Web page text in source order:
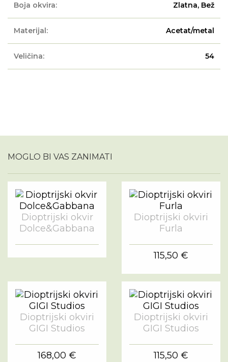
Boja okvira: Zlatna, Bež
Materijal: Acetat/metal
Veličina: 54
MOGLO BI VAS ZANIMATI
Dioptrijski okvir
Dolce&Gabbana
Dioptrijski okviri
Furla
115,50 €
Dioptrijski okviri
GIGI Studios
168,00 €
Dioptrijski okviri
GIGI Studios
115,50 €